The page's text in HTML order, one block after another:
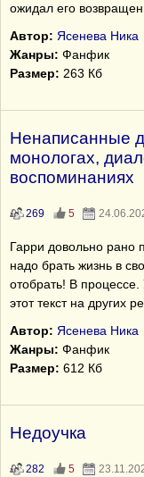
ожидал его
Автор: Ясенева Ника
Жанры: Фанфик
Размер: 263 Кб
Ненаписанные
монологах,
воспоминаниях
269 5
Гарри довольно рано
надо брать жизнь в
отобрать! В
этот текст на других
Автор: Ясенева Ника
Жанры: Фанфик
Размер: 612 Кб
Недоучка
282 5